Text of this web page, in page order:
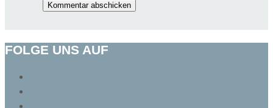
Kommentar abschicken
FOLGE UNS AUF